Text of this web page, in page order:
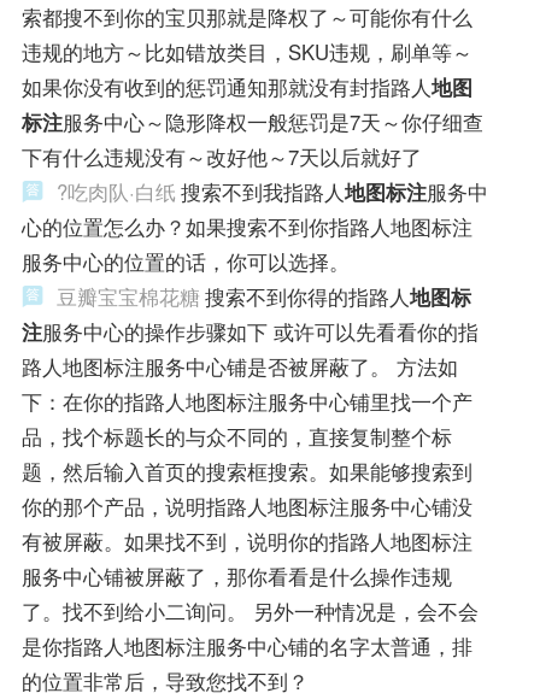
索都搜不到你的宝贝那就是降权了～可能你有什么
违规的地方～比如错放类目，SKU违规，刷单等～
如果你没有收到的惩罚通知那就没有封指路人地图
标注服务中心～隐形降权一般惩罚是7天～你仔细查
下有什么违规没有～改好他～7天以后就好了
?吃肉队·白纸 搜索不到我指路人地图标注服务中
心的位置怎么办？如果搜索不到你指路人地图标注
服务中心的位置的话，你可以选择。
豆瓣宝宝棉花糖 搜索不到你得的指路人地图标
注服务中心的操作步骤如下 或许可以先看看你的指
路人地图标注服务中心铺是否被屏蔽了。 方法如
下：在你的指路人地图标注服务中心铺里找一个产
品，找个标题长的与众不同的，直接复制整个标
题，然后输入首页的搜索框搜索。如果能够搜索到
你的那个产品，说明指路人地图标注服务中心铺没
有被屏蔽。如果找不到，说明你的指路人地图标注
服务中心铺被屏蔽了，那你看看是什么操作违规
了。找不到给小二询问。 另外一种情况是，会不会
是你指路人地图标注服务中心铺的名字太普通，排
的位置非常后，导致您找不到？